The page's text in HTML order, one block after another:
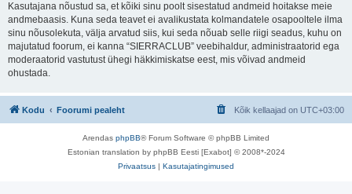
Kasutajana nõustud sa, et kõiki sinu poolt sisestatud andmeid hoitakse meie
andmebaasis. Kuna seda teavet ei avalikustata kolmandatele osapooltele ilma
sinu nõusolekuta, välja arvatud siis, kui seda nõuab selle riigi seadus, kuhu on
majutatud foorum, ei kanna “SIERRACLUB” veebihaldur, administraatorid ega
moderaatorid vastutust ühegi häkkimiskatse eest, mis võivad andmeid
ohustada.
Kodu Foorumi pealeht Kõik kellaajad on UTC+03:00
Arendas phpBB® Forum Software © phpBB Limited
Estonian translation by phpBB Eesti [Exabot] © 2008*-2024
Privaatsus | Kasutajatingimused